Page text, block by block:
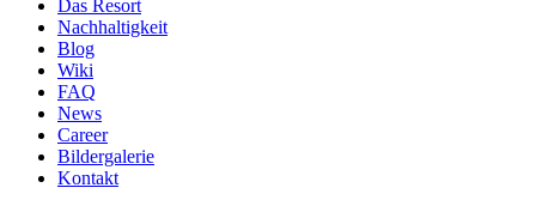
Das Resort
Nachhaltigkeit
Blog
Wiki
FAQ
News
Career
Bildergalerie
Kontakt